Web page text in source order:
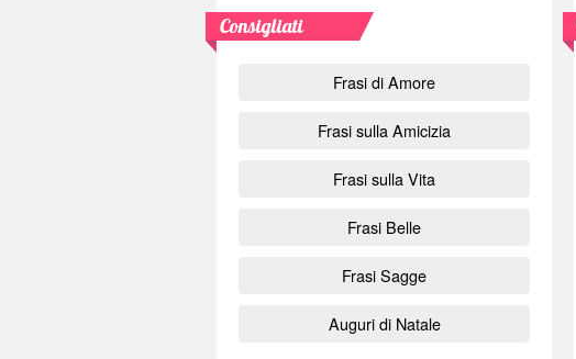
Consigliati
Frasi di Amore
Frasi sulla Amicizia
Frasi sulla Vita
Frasi Belle
Frasi Sagge
Auguri di Natale